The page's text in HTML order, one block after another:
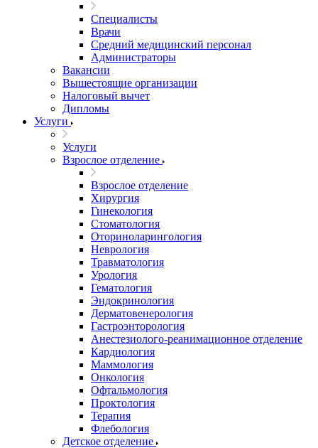
Специалисты
Врачи
Средний медицинский персонал
Администраторы
Вакансии
Вышестоящие организации
Налоговый вычет
Дипломы
Услуги
Услуги
Взрослое отделение
Взрослое отделение
Хирургия
Гинекология
Стоматология
Оториноларингология
Неврология
Травматология
Урология
Гематология
Эндокринология
Дерматовенерология
Гастроэнторология
Анестезиолого-реанимационное отделение
Кардиология
Маммология
Онкология
Офтальмология
Проктология
Терапия
Флебология
Детское отделение